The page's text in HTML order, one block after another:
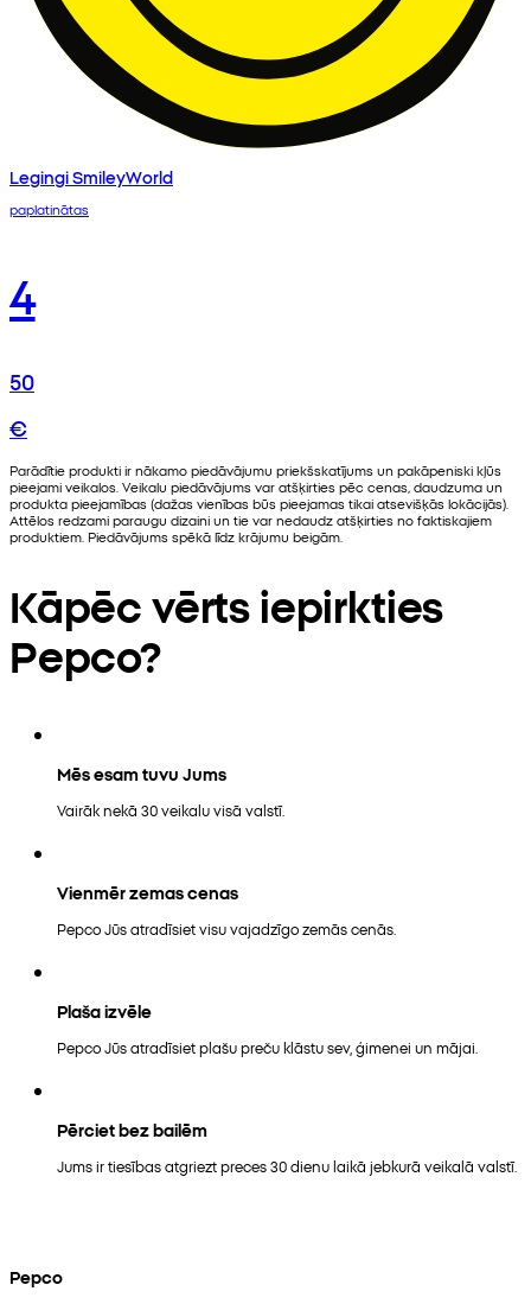
Legingi SmileyWorld
paplatinātas
4
50
€
Parādītie produkti ir nākamo piedāvājumu priekšskatījums un pakāpeniski kļūs
pieejami veikalos. Veikalu piedāvājums var atšķirties pēc cenas, daudzuma un
produkta pieejamības (dažas vienības būs pieejamas tikai atsevišķās lokācijās).
Attēlos redzami paraugu dizaini un tie var nedaudz atšķirties no faktiskajiem
produktiem. Piedāvājums spēkā līdz krājumu beigām.
Kāpēc vērts iepirkties
Pepco?
Mēs esam tuvu Jums
Vairāk nekā 30 veikalu visā valstī.
Vienmēr zemas cenas
Pepco Jūs atradīsiet visu vajadzīgo zemās cenās.
Plaša izvēle
Pepco Jūs atradīsiet plašu preču klāstu sev, ģimenei un mājai.
Pērciet bez bailēm
Jums ir tiesības atgriezt preces 30 dienu laikā jebkurā veikalā valstī.
Pepco